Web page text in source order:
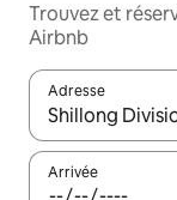
Trouvez et
Airbnb
Adresse
Lorsque les
Arrivée